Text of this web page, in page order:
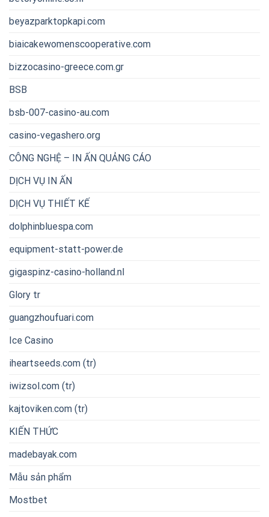
beyazparktopkapi.com
biaicakewomenscooperative.com
bizzocasino-greece.com.gr
BSB
bsb-007-casino-au.com
casino-vegashero.org
CÔNG NGHỆ – IN ẤN QUẢNG CÁO
DỊCH VỤ IN ẤN
DỊCH VỤ THIẾT KẾ
dolphinbluespa.com
equipment-statt-power.de
gigaspinz-casino-holland.nl
Glory tr
guangzhoufuari.com
Ice Casino
iheartseeds.com (tr)
iwizsol.com (tr)
kajtoviken.com (tr)
KIẾN THỨC
madebayak.com
Mẫu sản phẩm
Mostbet